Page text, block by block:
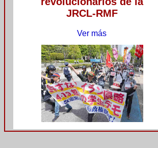
JRCL-RMF
Ver más